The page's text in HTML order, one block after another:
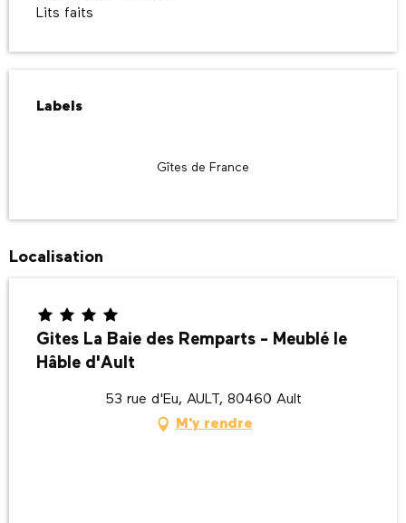
Lits faits
Labels
Labels
Gîtes de France
Localisation
Gites La Baie des Remparts - Meublé le
Hâble d'Ault
53 rue d'Eu, AULT, 80460 Ault
M'y rendre